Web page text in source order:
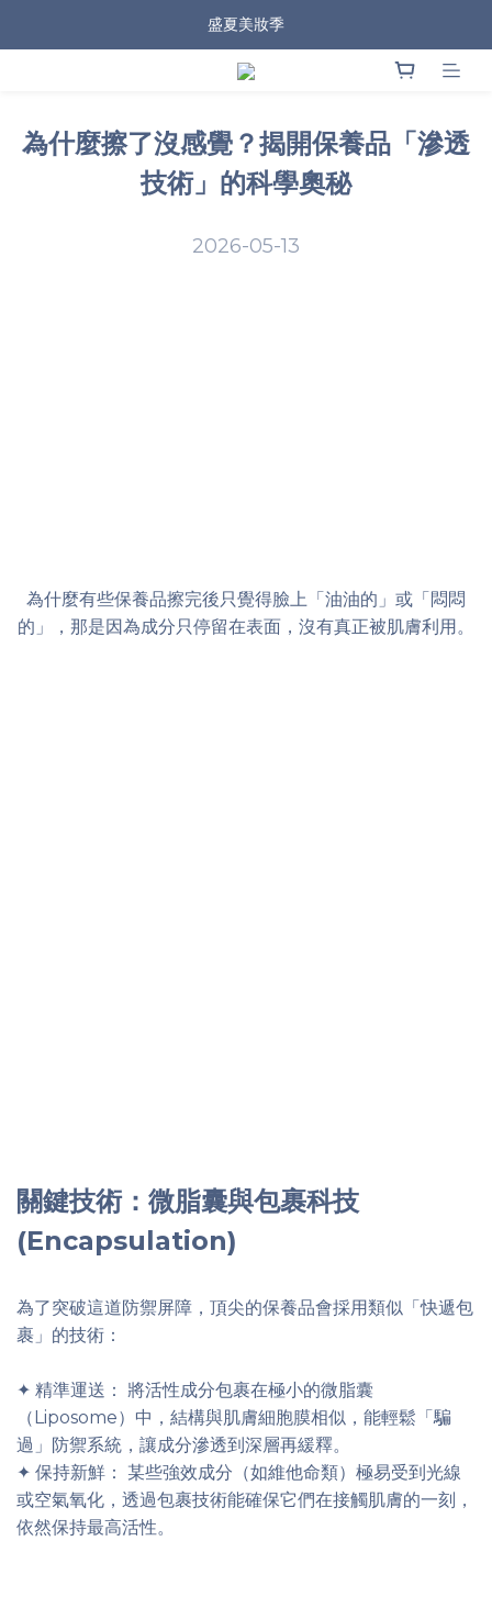
盛夏美妝季
為什麼擦了沒感覺？揭開保養品「滲透
技術」的科學奧秘
2026-05-13
為什麼有些保養品擦完後只覺得臉上「油油的」或「悶悶
的」，那是因為成分只停留在表面，沒有真正被肌膚利用。
關鍵技術：微脂囊與包裹科技
(Encapsulation)
為了突破這道防禦屏障，頂尖的保養品會採用類似「快遞包
裹」的技術：
✦ 精準運送： 將活性成分包裹在極小的微脂囊
（Liposome）中，結構與肌膚細胞膜相似，能輕鬆「騙
過」防禦系統，讓成分滲透到深層再緩釋。
✦ 保持新鮮： 某些強效成分（如維他命類）極易受到光線
或空氣氧化，透過包裹技術能確保它們在接觸肌膚的一刻，
依然保持最高活性。